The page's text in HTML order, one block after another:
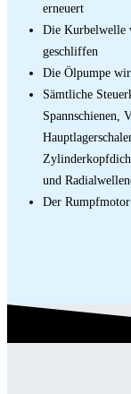
erneuert
Die Kurbelwelle
geschliffen
Die Ölpumpe
Sämtliche
Spannschienen,
und
Der Rumpfmotor